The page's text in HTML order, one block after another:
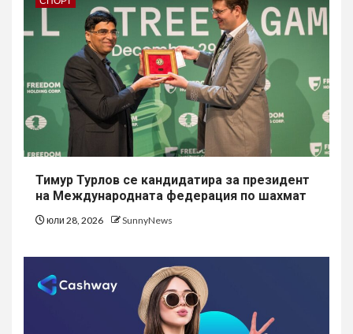
Тимур Турлов се кандидатира за президент
на Международната федерация по шахмат
юли 28, 2026 SunnyNews